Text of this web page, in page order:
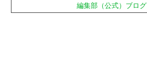
編集部（公式）ブログ